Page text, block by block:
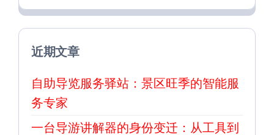
近期文章
自助导览服务驿站：景区旺季的智能服
务专家
一台导游讲解器的身份变迁：从工具到